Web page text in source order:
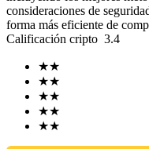
Futuros que utilizan
consideraciones de
forma más eficiente de
Calificación cripto 3.4
★★
★★
★★
★★
★★